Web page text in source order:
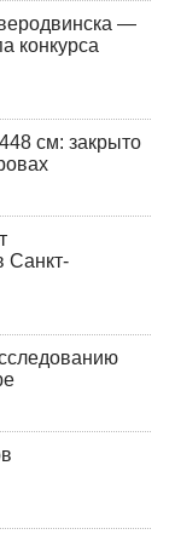
—
конкурса
см: закрыто
Санкт-